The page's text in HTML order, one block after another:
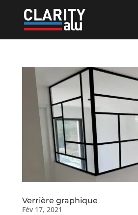
Verrière graphique
Fév 17, 2021